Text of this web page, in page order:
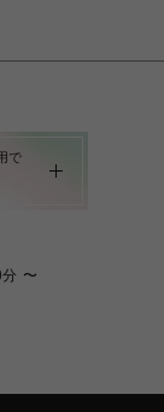
で
〜